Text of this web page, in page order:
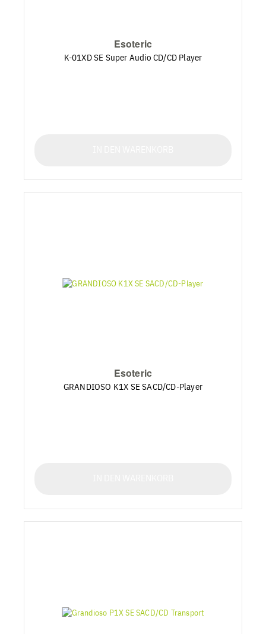
Esoteric
K-01XD SE Super Audio CD/CD Player
Esoteric
GRANDIOSO K1X SE SACD/CD-Player